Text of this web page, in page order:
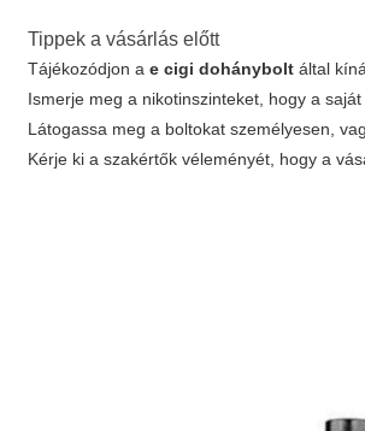
Tippek a vásárlás előtt
Tájékozódjon ae cigi dohánybolt által
Ismerje meg a nikotinszinteket, hogy a
Látogassa meg a boltokat személyesen,
Kérje ki a szakértők véleményét, hogy a